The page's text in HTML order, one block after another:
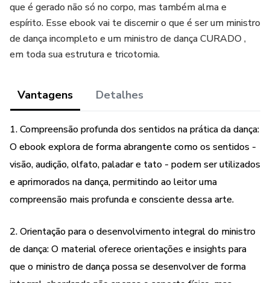
que é gerado não só no corpo, mas também alma e
espírito. Esse ebook vai te discernir o que é ser um ministro
de dança incompleto e um ministro de dança CURADO ,
em toda sua estrutura e tricotomia.
Vantagens Detalhes
1. Compreensão profunda dos sentidos na prática da dança:
O ebook explora de forma abrangente como os sentidos -
visão, audição, olfato, paladar e tato - podem ser utilizados
e aprimorados na dança, permitindo ao leitor uma
compreensão mais profunda e consciente dessa arte.
2. Orientação para o desenvolvimento integral do ministro
de dança: O material oferece orientações e insights para
que o ministro de dança possa se desenvolver de forma